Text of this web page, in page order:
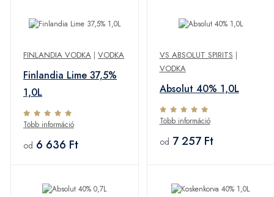
FINLANDIA VODKA | VODKA
Finlandia Lime 37,5%
1,0L
Több információ
od 6 636 Ft
VS ABSOLUT SPIRITS |
VODKA
Absolut 40% 1,0L
Több információ
od 7 257 Ft